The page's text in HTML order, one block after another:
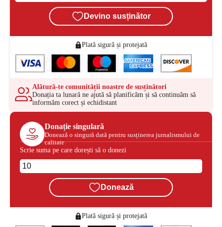
Devino susținător
Plată sigură și protejată
Alătură-te comunității noastre de susținători
Donația ta lunară ne ajută să planificăm și să continuăm să
informăm corect și echidistant
Donație singulară
Donează o singură dată pentru susținerea jurnalismului de
calitate
Scrie suma pe care dorești să o donezi
Donează
Plată sigură și protejată